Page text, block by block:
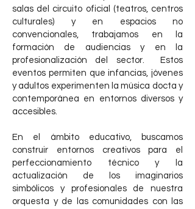
salas del circuito oficial (teatros, centros
culturales) y en espacios no
convencionales, trabajamos en la
formación de audiencias y en la
profesionalización del sector. Estos
eventos permiten que infancias, jóvenes
y adultos experimenten la música docta y
contemporánea en entornos diversos y
accesibles.
En el ámbito educativo, buscamos
construir entornos creativos para el
perfeccionamiento técnico y la
actualización de los imaginarios
simbólicos y profesionales de nuestra
orquesta y de las comunidades con las